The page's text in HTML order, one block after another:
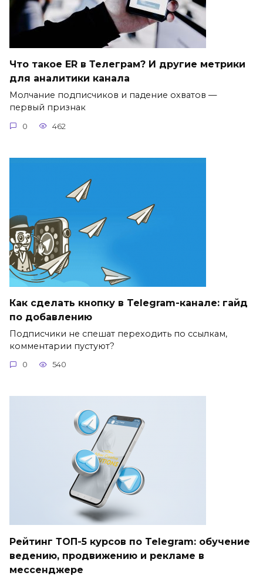
Что такое ER в Телеграм? И другие метрики
для аналитики канала
Молчание подписчиков и падение охватов —
первый признак
0 462
Как сделать кнопку в Telegram-канале: гайд
по добавлению
Подписчики не спешат переходить по ссылкам,
комментарии пустуют?
0 540
Рейтинг ТОП-5 курсов по Telegram: обучение
ведению, продвижению и рекламе в
мессенджере